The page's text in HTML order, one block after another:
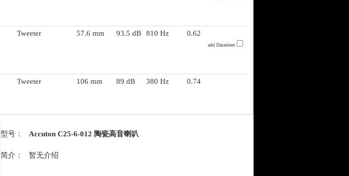
Tweeter 57.6 mm 93.5 dB 810 Hz
0.62
add Datasheet
Tweeter 106 mm 89 dB 380 Hz
0.74
型号： Accuton C25-6-012 陶瓷高音喇叭
简介： 暂无介绍